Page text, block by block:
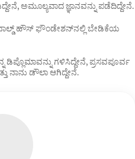
ಅಮೂಲ್ಯವಾದ ಜ್ಞಾನವನ್ನು ಪಡೆದಿದ್ದೇನೆ.
ಹೌಸ್ ಫೌಂಡೇಶನ್‌ನಲ್ಲಿ ಬೇಡಿಕೆಯ
ಗಳಿಸಿದ್ದೇನೆ, ಪ್ರಸವಪೂರ್ವ
ನಾನು ಡೌಲಾ ಆಗಿದ್ದೇನೆ.